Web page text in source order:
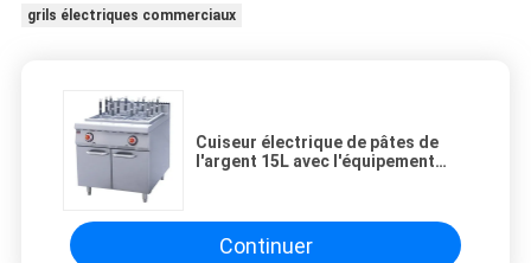
grils électriques commerciaux
Cuiseur électrique de pâtes de
l'argent 15L avec l'équipement
Continuer